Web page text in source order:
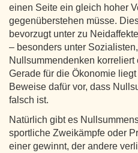
einen Seite ein gleich hoher
gegenüberstehen müsse.
bevorzugt unter zu
– besonders unter
Nullsummendenken
Gerade für die Ökonomie
Beweise dafür vor, dass
falsch ist.
Natürlich gibt es
sportliche Zweikämpfe oder
einer gewinnt, der andere